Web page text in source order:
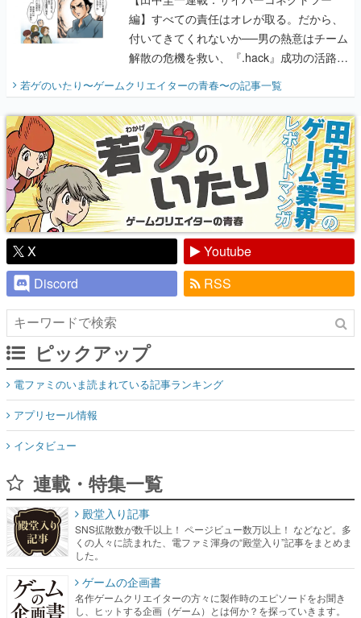
編】すべての責任はオレが取る。だから、
付いてきてくれないか──男の熱意はチーム
解散の危機を救い、『.hack』成功の活路を
『少年ジャンプ』色だった【若ゲのいた
り】
若ゲのいたり〜ゲームクリエイターの青春〜の記事一覧
X
Youtube
Discord
RSS
ピックアップ
電ファミのいま読まれている記事ランキング
アプリセール情報
インタビュー
連載・特集一覧
殿堂入り記事
SNS拡散数が数千以上！ ページビュー数万以上！ などなど。多
くの人々に読まれた、電ファミ渾身の“殿堂入り”記事をまとめま
した。
ゲームの企画書
名作ゲームクリエイターの方々に製作時のエピソードをお聞き
し、ヒットする企画（ゲーム）とは何か？を探っていきます。